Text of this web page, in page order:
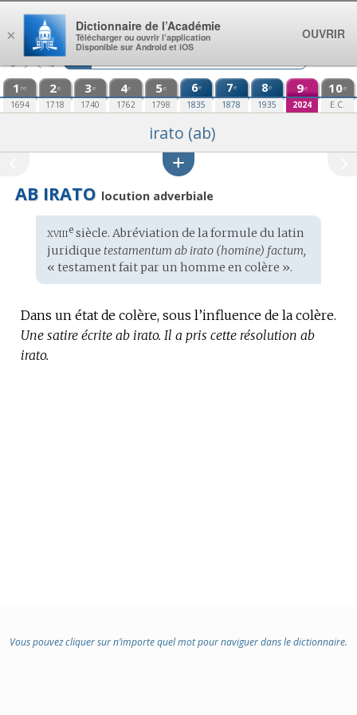
Aller au contenu
1 re
1694
2e
1718
3e
1740
4e
1762
5e
1798
6e
1835
7e
1878
8e
1935
9e
2024
10e
E.C.
irato (ab)
AB IRATO locution adverbiale
Étymologie
:
xviiiesiècle. Abréviation de la formule du latin
juridique testamentum ab irato (homine) factum,
« testament fait par un homme en colère ».
Dans un état de colère, sous l’influence de la colère.
Une satire écrite ab irato. Il a pris cette résolution ab
irato.
Vous pouvez cliquer sur n’importe quel mot pour naviguer dans le dictionnaire.
×
Dictionnaire de l’Académie
Télécharger ou ouvrir l’application
Disponible sur Android et iOS
OUVRIR